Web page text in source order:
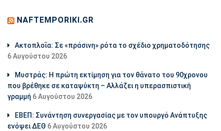
NAFTEMPORIKI.GR
Aκτοπλοΐα: Σε «πράσινη» ρότα το σχέδιο χρηματοδότησης
6 Αυγούστου 2026
Μυστράς: Η πρώτη εκτίμηση για τον θάνατο του 90χρονου
που βρέθηκε σε καταψύκτη – Αλλάζει η υπερασπιστική
γραμμή 6 Αυγούστου 2026
ΕΒΕΠ: Συνάντηση συνεργασίας με τον υπουργό Ανάπτυξης
ενόψει ΔΕΘ 6 Αυγούστου 2026